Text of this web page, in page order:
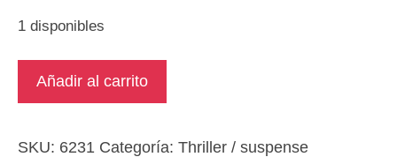
1 disponibles
Chacal
Añadir al carrito
SKU: 6231 Categoría: Thriller / suspense